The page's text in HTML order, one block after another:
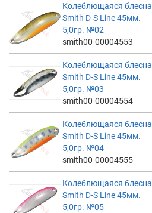
Колеблющаяся блесна
Smith D-S Line 45мм.
5,0гр. №02
smith00-00004553
Колеблющаяся блесна
Smith D-S Line 45мм.
5,0гр. №03
smith00-00004554
Колеблющаяся блесна
Smith D-S Line 45мм.
5,0гр. №04
smith00-00004555
Колеблющаяся блесна
Smith D-S Line 45мм.
5,0гр. №05